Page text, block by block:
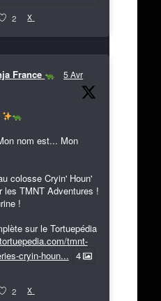
2 X
France 5 Avr
nom est... Mon
colosse Cryin' Houn'
les TMNT Adventures !
!
sur le Tortuepédia
tmnt-
cryin-houn... 4
2 X